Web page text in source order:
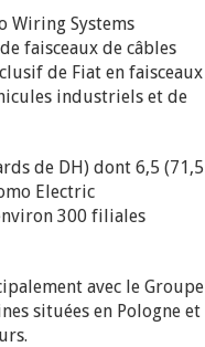
Wiring Systems
faisceaux de câbles
de Fiat en faisceaux
industriels et de
de DH) dont 6,5 (71,5
Electric
300 filiales
avec le Groupe
situées en Pologne et